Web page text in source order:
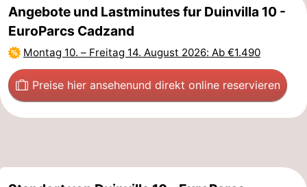
Gent
Die
Küste
-
Knokke-
Heist
-
Zeebrugge
-
Angebote und Lastminutes fur Duinvilla 10 -
EuroParcs Cadzand
Montag 10. – Freitag 14. August 2026: Ab €1.490
Preise hier ansehenund direkt online reservieren